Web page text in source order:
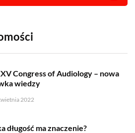
Congress of Audiology – nowa
wiedzy
2022
długość ma znaczenie?